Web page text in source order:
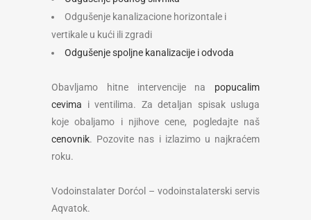
Odgušenje kanalizacione horizontale i
vertikale u kući ili zgradi
Odgušenje spoljne kanalizacije i odvoda
Obavljamo hitne intervencije na popucalim
cevima i ventilima. Za detaljan spisak usluga
koje obaljamo i njihove cene, pogledajte naš
cenovnik. Pozovite nas i izlazimo u najkraćem
roku.
Vodoinstalater Dorćol – vodoinstalaterski servis
Aqvatok.